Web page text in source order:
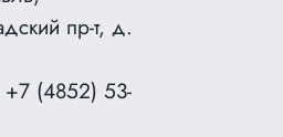
пр-т, д.
(4852) 53-